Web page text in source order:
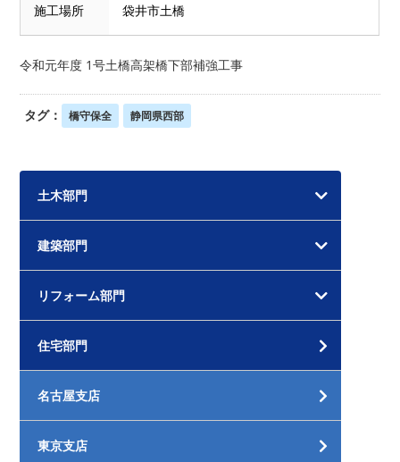
施工場所 袋井市土橋
令和元年度 1号土橋高架橋下部補強工事
タグ： 橋守保全 静岡県西部
土木部門
建築部門
リフォーム部門
住宅部門
名古屋支店
東京支店